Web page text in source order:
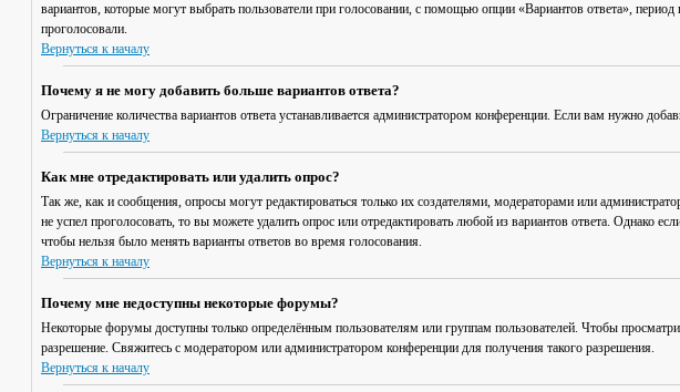
вариантов, которые могут выбрать пользователи при голосовании, с помощью опции «Вариантов ответа»,
проголосовали.
Вернуться к началу
Почему я не могу добавить больше вариантов ответа?
Ограничение количества вариантов ответа устанавливается администратором конференции. Если вам нужно
Вернуться к началу
Как мне отредактировать или удалить опрос?
Так же, как и сообщения, опросы могут редактироваться только их создателями, модераторами или
не успел проголосовать, то вы можете удалить опрос или отредактировать любой из вариантов ответа. Однако
чтобы нельзя было менять варианты ответов во время голосования.
Вернуться к началу
Почему мне недоступны некоторые форумы?
Некоторые форумы доступны только определённым пользователям или группам пользователей. Чтобы
разрешение. Свяжитесь с модератором или администратором конференции для получения такого разрешения.
Вернуться к началу